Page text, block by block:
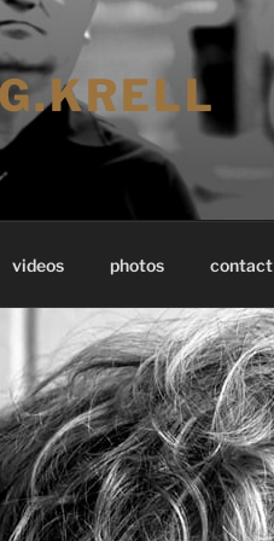
videos photos contact